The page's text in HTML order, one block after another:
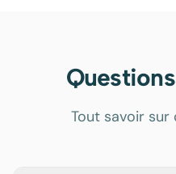
Tout savoir